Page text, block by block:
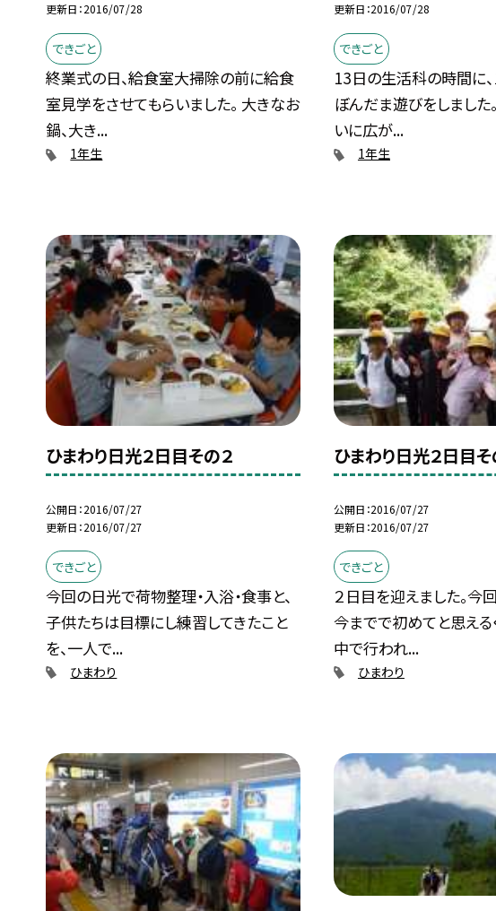
更新日 2016/07/28
できごと
終業式の日、給食室大掃除の前に給食
室見学をさせてもらいました。 大きなお
鍋、大き...
1年生
更新日 2016/07/28
できごと
13日の生活科の時間に
ぼんだま遊びをしました
いに広が...
1年生
ひまわり日光２日目その２
公開日 2016/07/27
更新日 2016/07/27
できごと
今回の日光で荷物整理・入浴・食事と、
子供たちは目標にし練習してきたこと
を、一人で...
ひまわり
ひまわり日光２日目そ
公開日 2016/07/27
更新日 2016/07/27
できごと
２日目を迎えました。今
今までで初めてと思える
中で行われ...
ひまわり